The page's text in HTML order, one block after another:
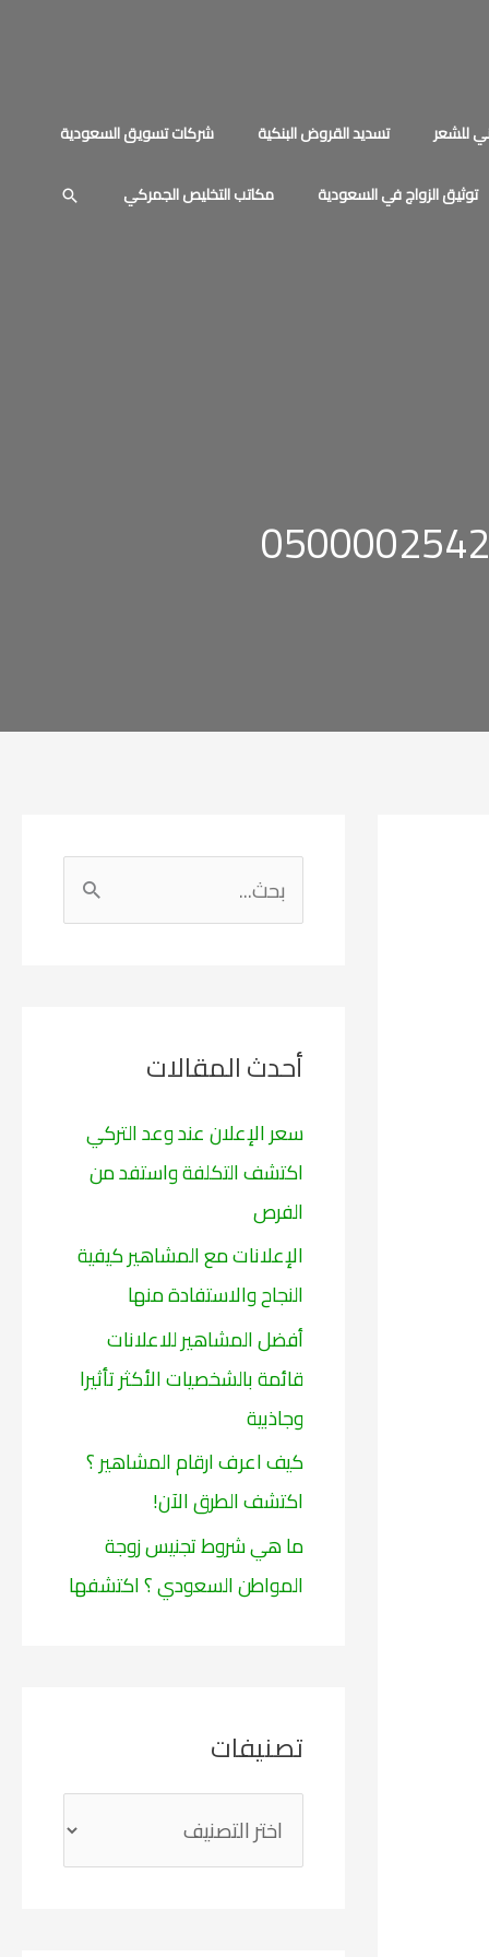
للشعر تسديد القروض البنكية شركات تسويق السعودية
توثيق الزواج في السعودية مكاتب التخليص الجمركي
ل
ع
:
أحدث المقالات
سعر الإعلان عند وعد التركي
اكتشف التكلفة واستفد من
الفرص
الإعلانات مع المشاهير كيفية
النجاح والاستفادة منها
أفضل المشاهير للاعلانات
قائمة بالشخصيات الأكثر تأثيرا
وجاذبية
كيف اعرف ارقام المشاهير ؟
اكتشف الطرق الآن!
ما هي شروط تجنيس زوجة
المواطن السعودي ؟ اكتشفها
تصنيفات